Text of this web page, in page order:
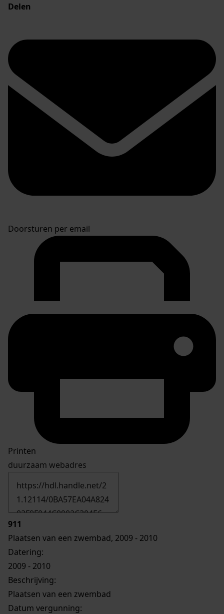
Delen
Doorsturen per email
Printen
duurzaam webadres
911
Plaatsen van een zwembad, 2009 - 2010
Datering:
2009 - 2010
Beschrijving:
Plaatsen van een zwembad
Datum vergunning: